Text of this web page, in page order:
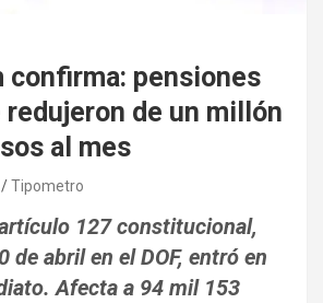
confirma: pensiones
redujeron de un millón
al mes
Tipometro
127 constitucional,
de abril en el DOF, entró en
Afecta a 94 mil 153